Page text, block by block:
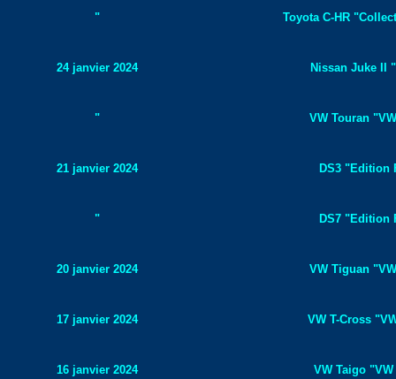
" Toyota C-HR
24 janvier 2024 Nissan Juke II
" VW Touran
21 janvier 2024 DS3 "Edition
" DS7 "Edition
20 janvier 2024 VW Tiguan
17 janvier 2024 VW T-Cross
16 janvier 2024 VW Taigo